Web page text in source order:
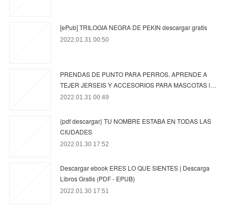
[ePub] TRILOGIA NEGRA DE PEKIN descargar gratis
2022.01.31 00:50
PRENDAS DE PUNTO PARA PERROS. APRENDE A
TEJER JERSEIS Y ACCESORIOS PARA MASCOTAS l…
2022.01.31 00:49
{pdf descargar} TU NOMBRE ESTABA EN TODAS LAS
CIUDADES
2022.01.30 17:52
Descargar ebook ERES LO QUE SIENTES | Descarga
Libros Gratis (PDF - EPUB)
2022.01.30 17:51